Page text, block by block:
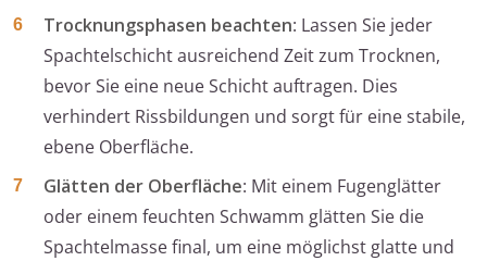
Trocknungsphasen beachten: Lassen Sie jeder
Spachtelschicht ausreichend Zeit zum Trocknen,
bevor Sie eine neue Schicht auftragen. Dies
verhindert Rissbildungen und sorgt für eine stabile,
ebene Oberfläche.
Glätten der Oberfläche: Mit einem Fugenglätter
oder einem feuchten Schwamm glätten Sie die
Spachtelmasse final, um eine möglichst glatte und